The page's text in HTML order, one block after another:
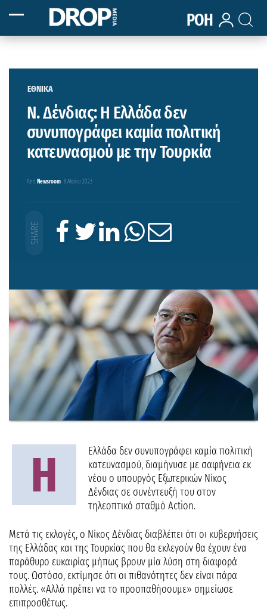
ΡΟΗ
ΕΘΝΙΚΑ
Ν. Δένδιας: Η Ελλάδα δεν
συνυπογράφει καμία πολιτική
κατευνασμού με την Τουρκία
Από Newsroom 8 Μαΐου 2023
Η
Ελλάδα δεν συνυπογράφει καμία πολιτική
κατευνασμού, διαμήνυσε με σαφήνεια εκ
νέου ο υπουργός Εξωτερικών Νίκος
Δένδιας σε συνέντευξή του στον
τηλεοπτικό σταθμό Action.
Μετά τις εκλογές, ο Νίκος Δένδιας διαβλέπει ότι οι κυβερνήσεις
της Ελλάδας και της Τουρκίας που θα εκλεγούν θα έχουν ένα
παράθυρο ευκαιρίας μήπως βρουν μία λύση στη διαφορά
τους. Ωστόσο, εκτίμησε ότι οι πιθανότητες δεν είναι πάρα
πολλές. «Αλλά πρέπει να το προσπαθήσουμε» σημείωσε
επιπροσθέτως.